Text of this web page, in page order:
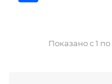
Показано с 1 по